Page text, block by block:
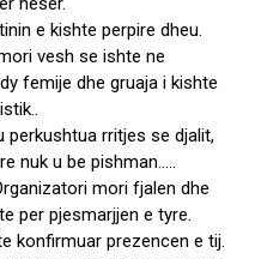
e kishte perpire dheu.
vesh se ishte ne
femije dhe gruaja i kishte
perkushtua rritjes se djalit,
nuk u be pishman…..
mori fjalen dhe
per pjesmarjjen e tyre.
konfirmuar prezencen e tij.